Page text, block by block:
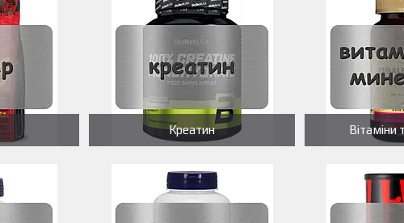
Креатин Вітаміни